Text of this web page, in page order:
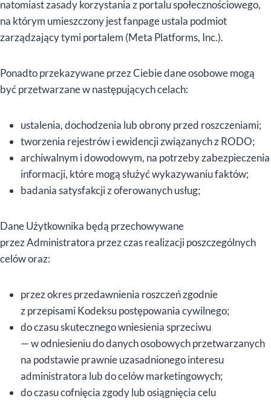
natomiast zasady korzystania z portalu społecznościowego,
na którym umieszczony jest fanpage ustala podmiot
zarządzający tymi portalem (Meta Platforms, Inc.).
Ponadto przekazywane przez Ciebie dane osobowe mogą
być przetwarzane w następujących celach:
ustalenia, dochodzenia lub obrony przed roszczeniami;
tworzenia rejestrów i ewidencji związanych z RODO;
archiwalnym i dowodowym, na potrzeby zabezpieczenia
informacji, które mogą służyć wykazywaniu faktów;
badania satysfakcji z oferowanych usług;
Dane Użytkownika będą przechowywane
przez Administratora przez czas realizacji poszczególnych
celów oraz:
przez okres przedawnienia roszczeń zgodnie
z przepisami Kodeksu postępowania cywilnego;
do czasu skutecznego wniesienia sprzeciwu
— w odniesieniu do danych osobowych przetwarzanych
na podstawie prawnie uzasadnionego interesu
administratora lub do celów marketingowych;
do czasu cofnięcia zgody lub osiągnięcia celu